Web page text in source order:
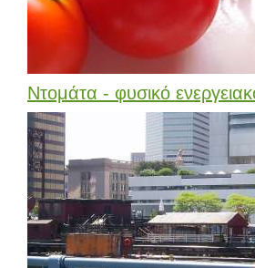
Ντομάτα - φυσικό